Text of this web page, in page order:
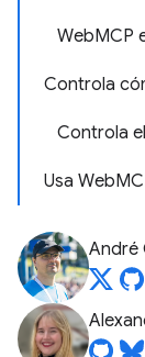
WebMCP
Controla
Controla
Usa
André